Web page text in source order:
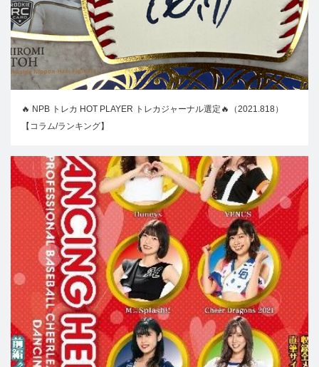
🔥 NPB トレカ HOT PLAYER トレカジャーナル選定🔥（2021.818）
【コラム/ランキング】